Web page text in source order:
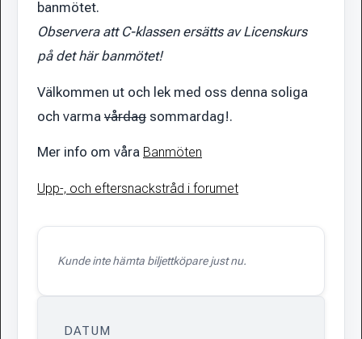
banmötet.
Observera att C-klassen ersätts av Licenskurs
på det här banmötet!
Välkommen ut och lek med oss denna soliga
och varma vårdag sommardag!.
Mer info om våra Banmöten
Upp-, och eftersnackstråd i forumet
Kunde inte hämta biljettköpare just nu.
DATUM